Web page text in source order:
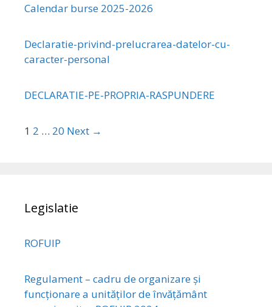
Calendar burse 2025-2026
Declaratie-privind-prelucrarea-datelor-cu-
caracter-personal
DECLARATIE-PE-PROPRIA-RASPUNDERE
1 2 … 20 Next →
Legislatie
ROFUIP
Regulament – cadru de organizare și
funcționare a unităților de învățământ